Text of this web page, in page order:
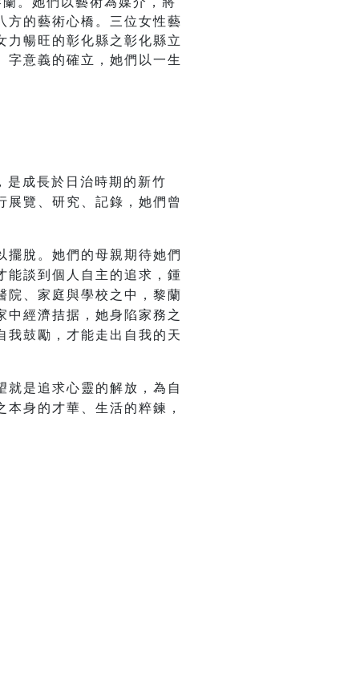
方的藝術心橋。三位女性藝
力暢旺的彰化縣之彰化縣立
字意義的確立，她們以一生
成長於日治時期的新竹
展覽、研究、記錄，她們曾
擺脫。她們的母親期待她們
能談到個人自主的追求，鍾
院、家庭與學校之中，黎蘭
中經濟拮据，她身陷家務之
我鼓勵，才能走出自我的天
就是追求心靈的解放，為自
身的才華、生活的粹鍊，